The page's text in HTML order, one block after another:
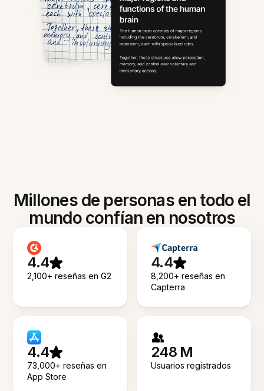
Millones de personas en todo el
mundo confían en nosotros
4.4
2,100+ reseñas en G2
4.4
8,200+ reseñas en
Capterra
4.4
73,000+ reseñas en
App Store
248 M
Usuarios registrados